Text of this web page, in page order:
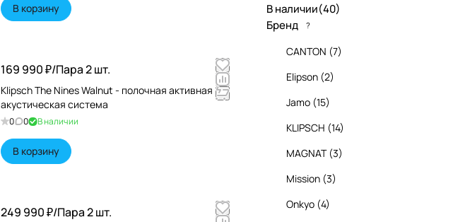
В корзину
169 990 ₽/Пара 2 шт.
Klipsch The Nines Walnut - полочная активная
акустическая система
0 0 В наличии
В корзину
249 990 ₽/Пара 2 шт.
В наличии(40)
Бренд
?
CANTON (7)
Elipson (2)
Jamo (15)
KLIPSCH (14)
MAGNAT (3)
Mission (3)
Onkyo (4)